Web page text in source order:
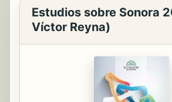
Estudios sobre Sonora
Víctor Reyna)